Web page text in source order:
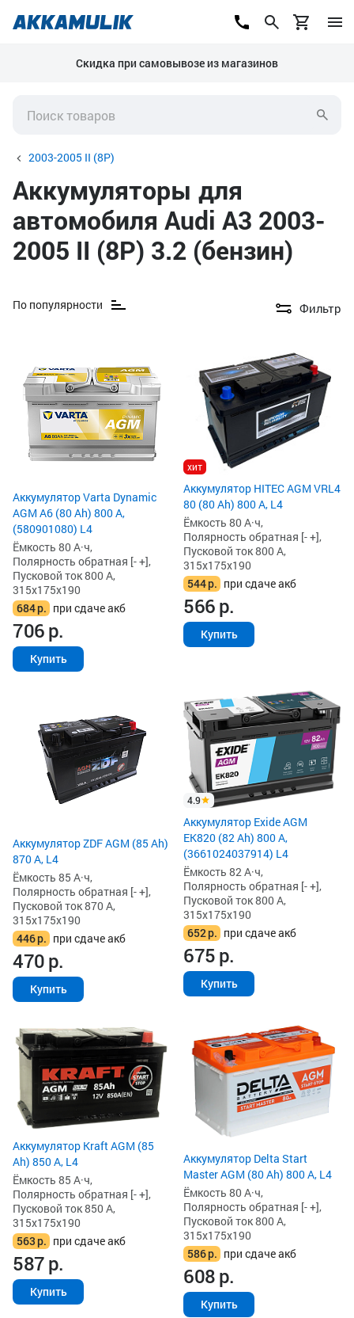
Скидка при самовывозе из магазинов
2003-2005 II (8P)
Аккумуляторы для
автомобиля Audi A3 2003-
2005 II (8P) 3.2 (бензин)
По популярности Фильтр
Аккумулятор Varta Dynamic
AGM A6 (80 Ah) 800 А,
(580901080) L4
Ёмкость 80 А·ч,
Полярность обратная [- +],
Пусковой ток 800 А,
315x175x190
684р. при сдаче акб
706р.
Купить
хит
Аккумулятор HITEC AGM VRL4
80 (80 Ah) 800 А, L4
Ёмкость 80 А·ч,
Полярность обратная [- +],
Пусковой ток 800 А,
315x175x190
544р. при сдаче акб
566р.
Купить
Аккумулятор ZDF AGM (85 Ah)
870 А, L4
Ёмкость 85 А·ч,
Полярность обратная [- +],
Пусковой ток 870 А,
315x175x190
446р. при сдаче акб
470р.
Купить
4.9
Аккумулятор Exide AGM
EK820 (82 Ah) 800 А,
(3661024037914) L4
Ёмкость 82 А·ч,
Полярность обратная [- +],
Пусковой ток 800 А,
315x175x190
652р. при сдаче акб
675р.
Купить
Аккумулятор Kraft AGM (85
Ah) 850 А, L4
Ёмкость 85 А·ч,
Полярность обратная [- +],
Пусковой ток 850 А,
315x175x190
563р. при сдаче акб
587р.
Купить
Аккумулятор Delta Start
Master AGM (80 Ah) 800 А, L4
Ёмкость 80 А·ч,
Полярность обратная [- +],
Пусковой ток 800 А,
315x175x190
586р. при сдаче акб
608р.
Купить